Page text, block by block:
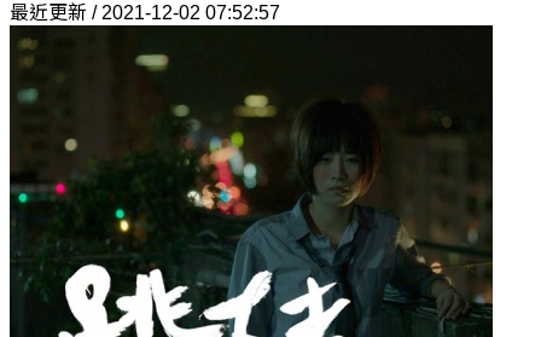
最近更新 / 2021-12-02 07:52:57